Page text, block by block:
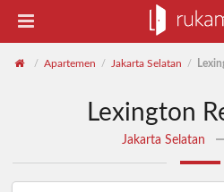
/ Apartemen / Jakarta Selatan /
Lexington
Jakarta Selatan